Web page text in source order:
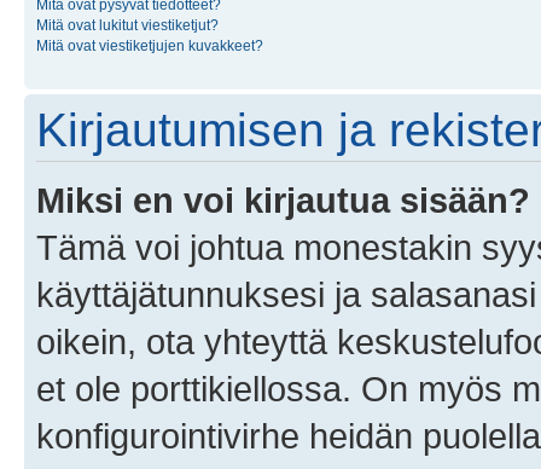
Mitä ovat pysyvät tiedotteet?
Mitä ovat lukitut viestiketjut?
Mitä ovat viestiketjujen kuvakkeet?
Kirjautumisen ja
Miksi en voi kirjautua sisään?
Tämä voi johtua monestakin
käyttäjätunnuksesi ja
oikein, ota yhteyttä
et ole porttikiellossa. On myös
konfigurointivirhe heidän